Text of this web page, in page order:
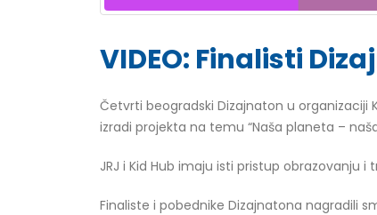
VIDEO: Finalisti
Četvrti beogradski Dizajnaton u organizaciji
izradi projekta na temu “Naša planeta –
JRJ i Kid Hub imaju isti pristup
Finaliste i pobednike Dizajnatona nagradili